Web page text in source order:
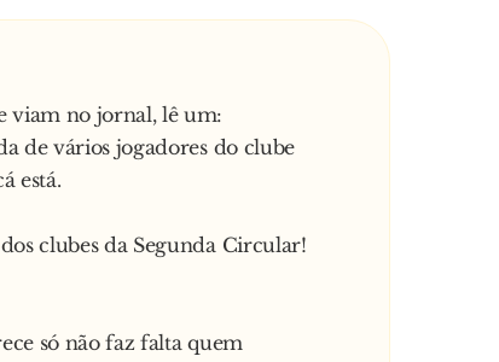
viam no jornal, lê um:
de vários jogadores do clube
está.
clubes da Segunda Circular!
só não faz falta quem